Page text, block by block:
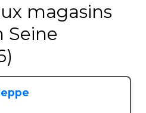
magasins
Seine